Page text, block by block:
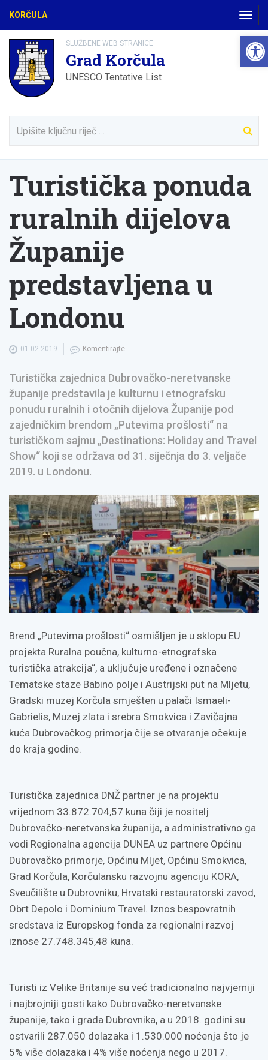
KORČULA
SLUŽBENE WEB STRANICE
Grad Korčula
UNESCO Tentative List
Turistička ponuda
ruralnih dijelova
Županije
predstavljena u
Londonu
01.02.2019 Komentirajte
Turistička zajednica Dubrovačko-neretvanske
županije predstavila je kulturnu i etnografsku
ponudu ruralnih i otočnih dijelova Županije pod
zajedničkim brendom „Putevima prošlosti“ na
turističkom sajmu „Destinations: Holiday and Travel
Show“ koji se održava od 31. siječnja do 3. veljače
2019. u Londonu.
Brend „Putevima prošlosti“ osmišljen je u sklopu EU
projekta Ruralna poučna, kulturno-etnografska
turistička atrakcija“, a uključuje uređene i označene
Tematske staze Babino polje i Austrijski put na Mljetu,
Gradski muzej Korčula smješten u palači Ismaeli-
Gabrielis, Muzej zlata i srebra Smokvica i Zavičajna
kuća Dubrovačkog primorja čije se otvaranje očekuje
do kraja godine.
Turistička zajednica DNŽ partner je na projektu
vrijednom 33.872.704,57 kuna čiji je nositelj
Dubrovačko-neretvanska županija, a administrativno ga
vodi Regionalna agencija DUNEA uz partnere Općinu
Dubrovačko primorje, Općinu Mljet, Općinu Smokvica,
Grad Korčula, Korčulansku razvojnu agenciju KORA,
Sveučilište u Dubrovniku, Hrvatski restauratorski zavod,
Obrt Depolo i Dominium Travel. Iznos bespovratnih
sredstava iz Europskog fonda za regionalni razvoj
iznose 27.748.345,48 kuna.
Turisti iz Velike Britanije su već tradicionalno najvjerniji
i najbrojniji gosti kako Dubrovačko-neretvanske
županije, tako i grada Dubrovnika, a u 2018. godini su
ostvarili 287.050 dolazaka i 1.530.000 noćenja što je
5% više dolazaka i 4% više noćenja nego u 2017.